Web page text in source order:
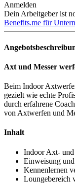
Anmelden
Dein Arbeitgeber ist
Benefits.me für
Axt und Messer
Beim Indoor
gezielt wie echte
durch erfahrene
von Axtwerfen und
Inhalt
Indoor Axt-
Einweisung
Kennenlernen
Loungebereich